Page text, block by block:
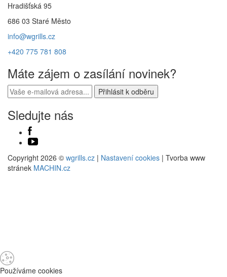
Hradišťská 95
686 03 Staré Město
info@wgrills.cz
+420 775 781 808
Máte zájem o zasílání novinek?
Sledujte nás
Copyright 2026 © wgrills.cz | Nastavení cookies | Tvorba www
stránek MACHIN.cz
Používáme cookies